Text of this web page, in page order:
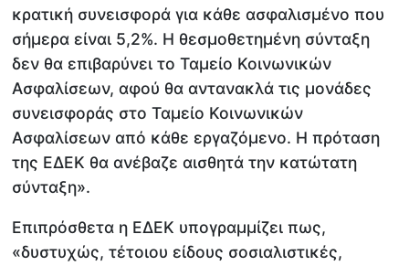
κρατική συνεισφορά για κάθε ασφαλισμένο που
σήμερα είναι 5,2%. Η θεσμοθετημένη σύνταξη
δεν θα επιβαρύνει το Ταμείο Κοινωνικών
Ασφαλίσεων, αφού θα αντανακλά τις μονάδες
συνεισφοράς στο Ταμείο Κοινωνικών
Ασφαλίσεων από κάθε εργαζόμενο. Η πρόταση
της ΕΔΕΚ θα ανέβαζε αισθητά την κατώτατη
σύνταξη».
Επιπρόσθετα η ΕΔΕΚ υπογραμμίζει πως,
«δυστυχώς, τέτοιου είδους σοσιαλιστικές,